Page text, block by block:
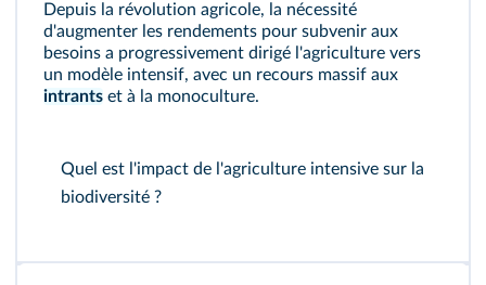
Depuis la révolution agricole, la nécessité
d'augmenter les rendements pour subvenir aux
besoins a progressivement dirigé l'agriculture vers
un modèle intensif, avec un recours massif aux
intrants et à la monoculture.
Quel est l'impact de l'agriculture intensive sur la
biodiversité ?